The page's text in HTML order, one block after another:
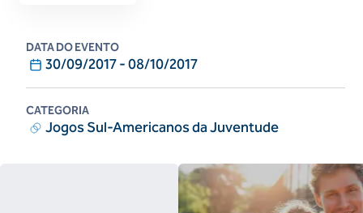
DATA DO EVENTO
30/09/2017-08/10/2017
CATEGORIA
Jogos Sul-Americanos da Juventude